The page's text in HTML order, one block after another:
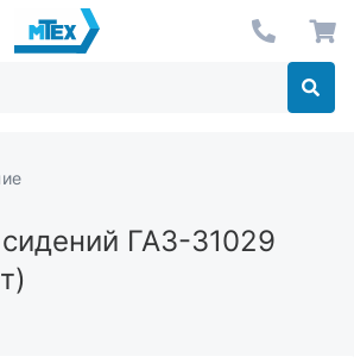
ГАЗ-31029